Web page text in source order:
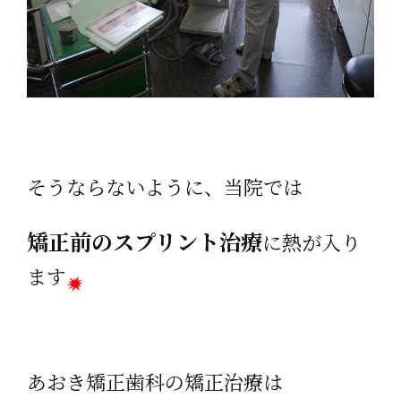
そうならないように、当院では
矯正前のスプリント治療に熱が入り
ます
あおき矯正歯科の矯正治療は